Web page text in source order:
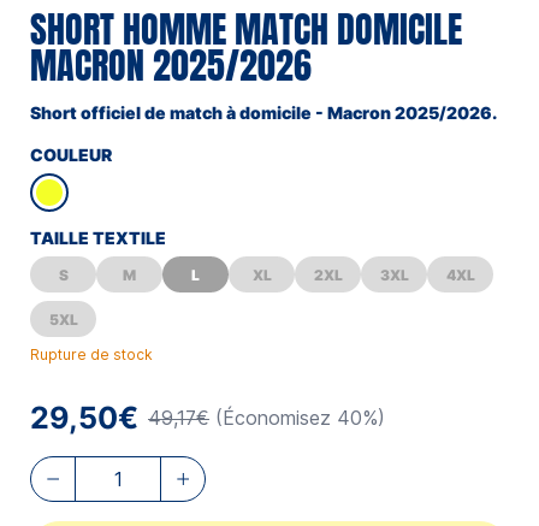
SHORT HOMME MATCH DOMICILE
MACRON 2025/2026
Short officiel de match à domicile - Macron 2025/2026.
COULEUR
TAILLE TEXTILE
S M L XL 2XL 3XL 4XL
5XL
Rupture de stock
29,50€ 49,17€ (Économisez 40%)